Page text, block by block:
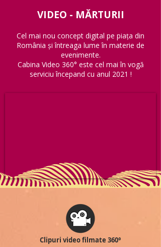
VIDEO - MĂRTURII
Cel mai nou concept digital pe piața din
România și întreaga lume în materie de
evenimente.
Cabina Video 360° este cel mai în vogă
serviciu începand cu anul 2021 !
Clipuri video filmate 360°